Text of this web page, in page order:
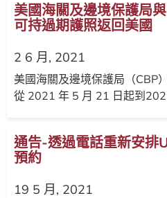
美國海關及邊境保護局
可持過期護照返回美國
2 6 月, 2021
美國海關及邊境保護局（CBP
從 2021 年 5 月 21 日起到
通告-透過電話重新安排
預約
19 5 月, 2021